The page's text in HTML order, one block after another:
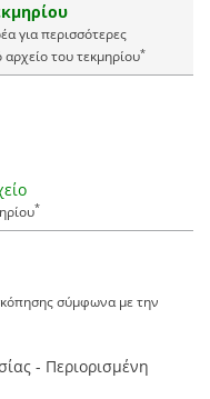
για περισσότερες
του τεκμηρίου*
*
σύμφωνα με την
- Περιορισμένη